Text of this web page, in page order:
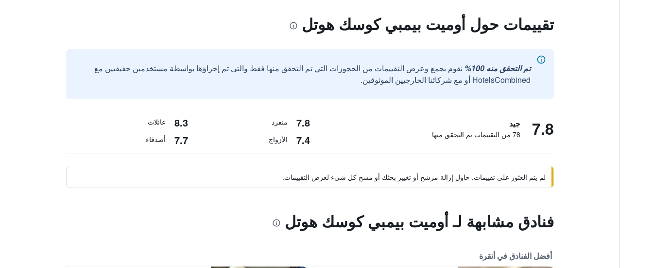
تقييمات حول أوميت بيمبي كوسك هوتل
تم التحقق منه 100%
نقوم بجمع وعرض التقييمات من الحجوزات التي تم التحقق منها فقط والتي تم إجراؤها بواسطة مستخدمين حقيقيين مع
HotelsCombined أو مع شركائنا الخارجيين الموثوقين.
7.8 جيد
78 من التقييمات تم التحقق منها
7.8 منفرد 8.3 عائلات
7.4 الأزواج 7.7 أصدقاء
لم يتم العثور على تقييمات. حاول إزالة مرشح أو تغيير بحثك أو مسح كل شيء لعرض التقييمات.
فنادق مشابهة لـ أوميت بيمبي كوسك هوتل
أفضل الفنادق في أنقرة